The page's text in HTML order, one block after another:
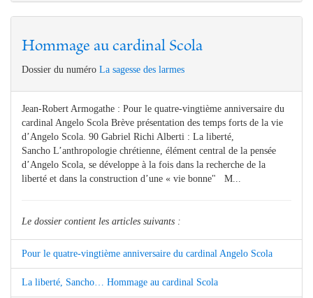
Hommage au cardinal Scola
Dossier du numéro La sagesse des larmes
Jean-Robert Armogathe : Pour le quatre-vingtième anniversaire du
cardinal Angelo Scola Brève présentation des temps forts de la vie
d’Angelo Scola. 90 Gabriel Richi Alberti : La liberté,
Sancho L’anthropologie chrétienne, élément central de la pensée
d’Angelo Scola, se développe à la fois dans la recherche de la
liberté et dans la construction d’une « vie bonne" M...
Le dossier contient les articles suivants :
Pour le quatre-vingtième anniversaire du cardinal Angelo Scola
La liberté, Sancho… Hommage au cardinal Scola